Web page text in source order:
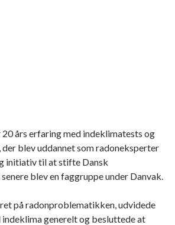
års erfaring med indeklimatests og
blev uddannet som radoneksperter
initiativ til at stifte Dansk
blev en faggruppe under Danvak.
på radonproblematikken, udvidede
indeklima generelt og besluttede at